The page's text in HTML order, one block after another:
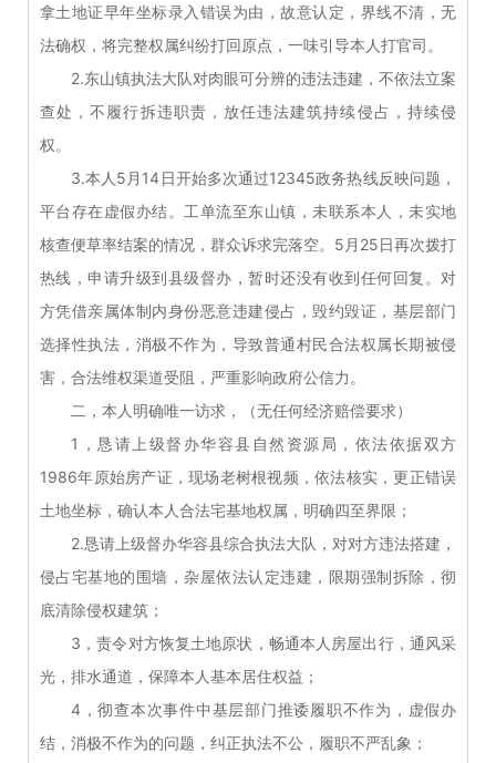
拿土地证早年坐标录入错误为由，故意认定，界线不清，无
法确权，将完整权属纠纷打回原点，一味引导本人打官司。
2.东山镇执法大队对肉眼可分辨的违法违建，不依法立案
查处，不履行拆违职责，放任违法建筑持续侵占，持续侵
权。
3.本人5月14日开始多次通过12345政务热线反映问题，
平台存在虚假办结。工单流至东山镇，未联系本人，未实地
核查便草率结案的情况，群众诉求完落空。5月25日再次拨打
热线，申请升级到县级督办，暂时还没有收到任何回复。对
方凭借亲属体制内身份恶意违建侵占，毁约毁证，基层部门
选择性执法，消极不作为，导致普通村民合法权属长期被侵
害，合法维权渠道受阻，严重影响政府公信力。
二，本人明确唯一访求，（无任何经济赔偿要求）
1，恳请上级督办华容县自然资源局，依法依据双方
1986年原始房产证，现场老树根视频，依法核实，更正错误
土地坐标，确认本人合法宅基地权属，明确四至界限；
2.恳请上级督办华容县综合执法大队，对对方违法搭建，
侵占宅基地的围墙，杂屋依法认定违建，限期强制拆除，彻
底清除侵权建筑；
3，责令对方恢复土地原状，畅通本人房屋出行，通风采
光，排水通道，保障本人基本居住权益；
4，彻查本次事件中基层部门推诿履职不作为，虚假办
结，消极不作为的问题，纠正执法不公，履职不严乱象；